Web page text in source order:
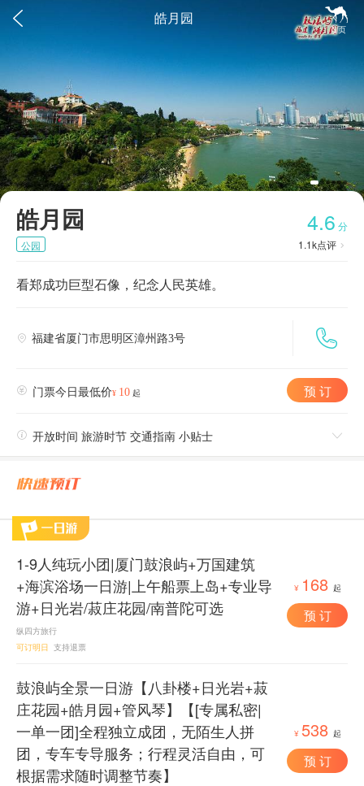
 
首页
皓月园
皓月园 4.6 分
1.1k点评 
公园
看郑成功巨型石像，纪念人民英雄。

 福建省厦门市思明区漳州路3号
 门票今日最低价¥ 10 起 预 订
 开放时间 旅游时节 交通指南 小贴士 
1-9人纯玩小团|厦门鼓浪屿+万国建筑
+海滨浴场一日游|上午船票上岛+专业导
游+日光岩/菽庄花园/南普陀可选
纵四方旅行
可订明日 支持退票
¥ 168 起
预 订
鼓浪屿全景一日游【八卦楼+日光岩+菽
庄花园+皓月园+管风琴】【[专属私密|
一单一团]全程独立成团，无陌生人拼
团，专车专导服务；行程灵活自由，可
根据需求随时调整节奏】
¥ 538 起
预 订